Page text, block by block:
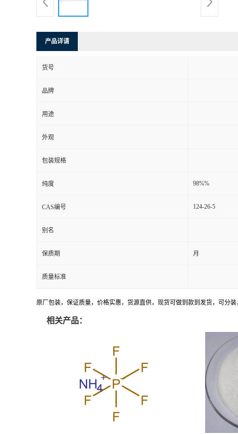
产品详请
货号
品牌
用途
外观
包装规格
纯度 98%%
CAS编号 124-26-5
别名
保质期 月
质量标准
原厂包装，保证质量，价格实惠，货源直供，现货可做到款到发货，可分
相关产品：